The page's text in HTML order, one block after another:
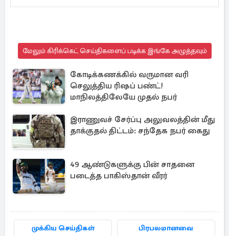
மேலும் கிரிக்கெட் செய்திகளைப் படிக்க இங்கே அழுத்தவும்
கோடிக்கணக்கில் வருமான வரி
செலுத்திய ரிஷப் பண்ட்!
மாநிலத்திலேயே முதல் நபர்
இராணுவச் சேர்ப்பு அலுவலத்தின் மீது
தாக்குதல் திட்டம்: சந்தேக நபர் கைது
49 ஆண்டுகளுக்கு பின் சாதனை
படைத்த பாகிஸ்தான் வீரர்
முக்கிய செய்திகள் பிரபலமானவை